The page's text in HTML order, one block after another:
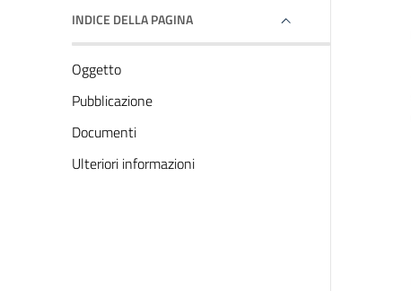
INDICE DELLA PAGINA
Oggetto
Pubblicazione
Documenti
Ulteriori informazioni